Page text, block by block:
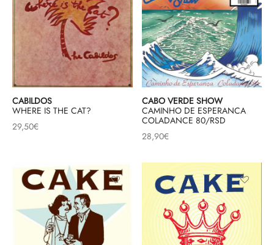
CABILDOS
WHERE IS THE CAT?
29,50€
CABO VERDE SHOW
CAMINHO DE ESPERANCA
COLADANCE 80/RSD
28,90€